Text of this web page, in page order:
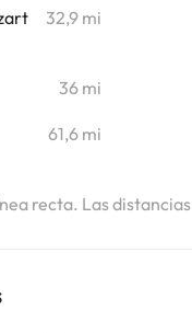
32,9 mi
36 mi
61,6 mi
recta. Las